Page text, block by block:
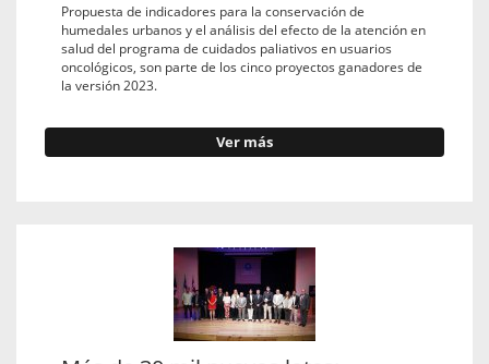
Propuesta de indicadores para la conservación de
humedales urbanos y el análisis del efecto de la atención en
salud del programa de cuidados paliativos en usuarios
oncológicos, son parte de los cinco proyectos ganadores de
la versión 2023.
Ver más